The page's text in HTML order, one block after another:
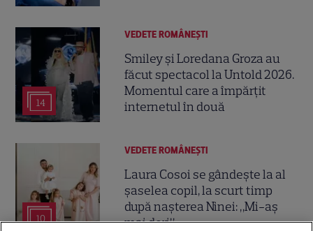
14
VEDETE ROMÂNEŞTI
Smiley și Loredana Groza au
făcut spectacol la Untold 2026.
Momentul care a împărțit
internetul în două
10
VEDETE ROMÂNEŞTI
Laura Cosoi se gândește la al
șaselea copil, la scurt timp
după nașterea Ninei: „Mi-aș
mai dori”